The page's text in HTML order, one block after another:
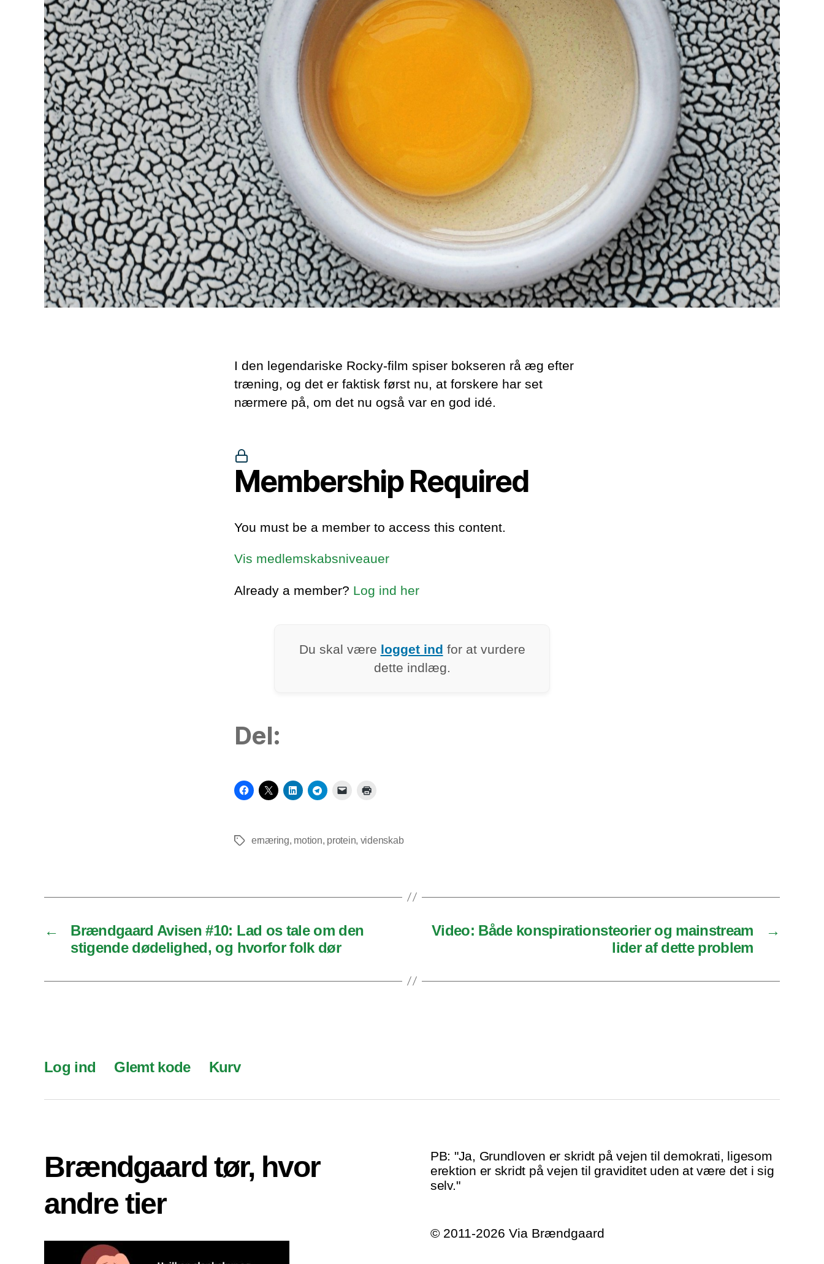
I den legendariske Rocky-film spiser bokseren rå æg efter
træning, og det er faktisk først nu, at forskere har set
nærmere på, om det nu også var en god idé.
Membership Required
You must be a member to access this content.
Vis medlemskabsniveauer
Already a member? Log ind her
Du skal være logget ind for at vurdere
dette indlæg.
Del:
Tagsernæring, motion, protein, videnskab
←
Brændgaard Avisen #10: Lad os tale om den
stigende dødelighed, og hvorfor folk dør
→
Video: Både konspirationsteorier og mainstream
lider af dette problem
Log ind Glemt kode Kurv
Brændgaard tør, hvor
andre tier
PB: "Ja, Grundloven er skridt på vejen til demokrati, ligesom
erektion er skridt på vejen til graviditet uden at være det i sig
selv."
© 2011-2026 Via Brændgaard